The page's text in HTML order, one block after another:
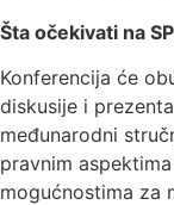
Šta očekivati na
Konferencija će
diskusije i
međunarodni
pravnim
mogućnostima za